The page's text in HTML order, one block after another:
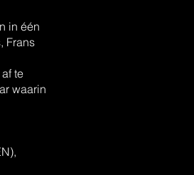
in één
Frans
te
waarin